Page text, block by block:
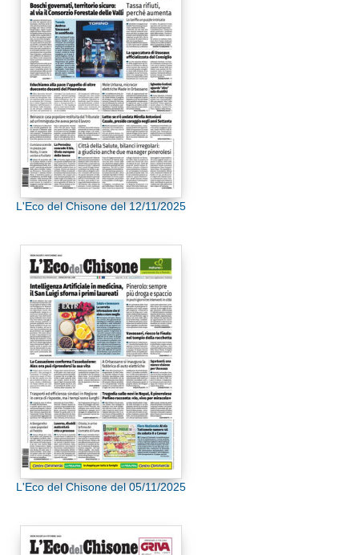
L'Eco del Chisone del 12/11/2025
L'Eco del Chisone del 05/11/2025